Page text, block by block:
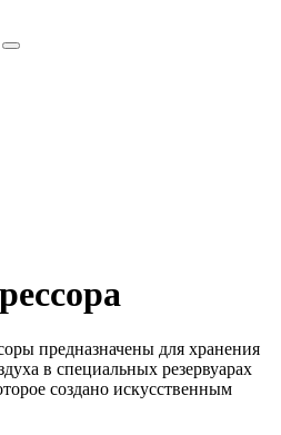
предназначены для хранения
в специальных резервуарах
создано искусственным